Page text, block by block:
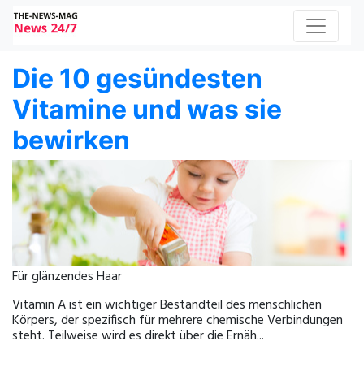
Die 10 gesündesten
Vitamine und was sie
bewirken
Für glänzendes Haar
Vitamin A ist ein wichtiger Bestandteil des menschlichen
Körpers, der spezifisch für mehrere chemische Verbindungen
steht. Teilweise wird es direkt über die Ernäh...